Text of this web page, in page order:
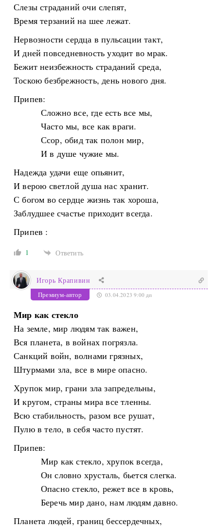
Слезы страданий очи слепят,
Время терзаний на шее лежат.
Нервозности сердца в пульсации такт,
И дней повседневность уходит во мрак.
Бежит неизбежность страданий среда,
Тоскою безбрежность, день нового дня.
Припев:
Сложно все, где есть все мы,
Часто мы, все как враги.
Ссор, обид так полон мир,
И в душе чужие мы.
Надежда удачи еще опьянит,
И верою светлой душа нас хранит.
С богом во сердце жизнь так хороша,
Заблудшее счастье приходит всегда.
Припев :
1 Ответить
Игорь Крапивин
Премиум-автор 03.04.2023 9:00 дп
Мир как стекло
На земле, мир людям так важен,
Вся планета, в войнах погрязла.
Санкций войн, волнами грязных,
Штурмами зла, все в мире опасно.
Хрупок мир, грани зла запредельны,
И кругом, страны мира все тленны.
Всю стабильность, разом все рушат,
Пулю в тело, в себя часто пустят.
Припев:
Мир как стекло, хрупок всегда,
Он словно хрусталь, бьется слегка.
Опасно стекло, режет все в кровь,
Беречь мир дано, нам людям давно.
Планета людей, границ бессердечных,